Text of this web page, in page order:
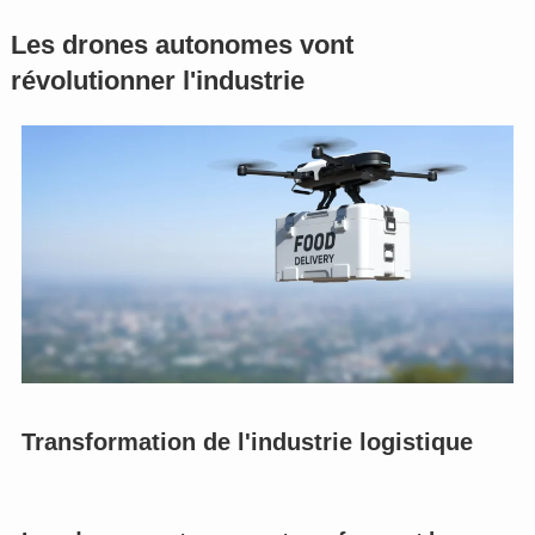
Les drones autonomes vont
révolutionner l'industrie
Transformation de l'industrie logistique